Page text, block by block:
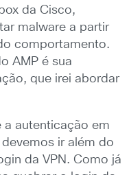
da Cisco,
malware a partir
comportamento.
AMP é sua
que irei abordar
a autenticação em
ir além do
da VPN. Como já